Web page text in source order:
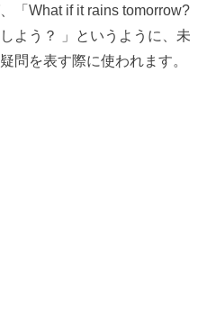
「What if it rains tomorrow?
よう？ 」というように、未
問を表す際に使われます。